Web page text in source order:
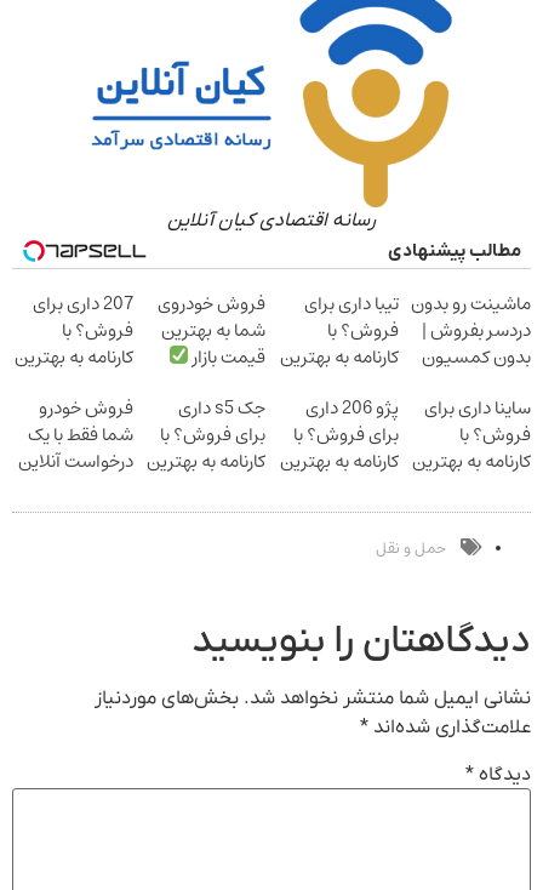
رسانه اقتصادی کیان آنلاین
مطالب پیشنهادی
ماشینت رو بدون
دردسر بفروش |
بدون کمسیون
تیبا داری برای
فروش؟ با
کارنامه به بهترین
فروش خودروی
شما به بهترین
قیمت بازار
207 داری برای
فروش؟ با
کارنامه به بهترین
ساینا داری برای
فروش؟ با
کارنامه به بهترین
پژو 206 داری
برای فروش؟ با
کارنامه به بهترین
جک s5 داری
برای فروش؟ با
کارنامه به بهترین
فروش خودرو
شما فقط با یک
درخواست آنلاین
حمل و نقل
دیدگاهتان را بنویسید
نشانی ایمیل شما منتشر نخواهد شد. بخش‌های موردنیاز
علامت‌گذاری شده‌اند *
دیدگاه *